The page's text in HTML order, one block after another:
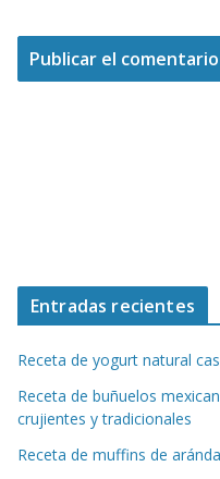
Entradas recientes
Receta de yogurt natural
Receta de buñuelos
crujientes y tradicionales
Receta de muffins de